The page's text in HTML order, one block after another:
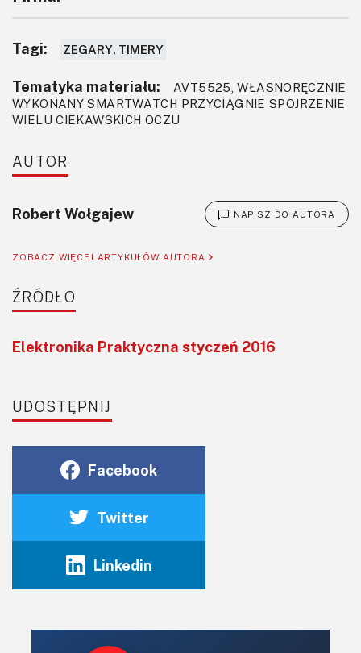
Tagi: ZEGARY, TIMERY
Tematyka materiału:
AVT5525, WŁASNORĘCZNIE
WYKONANY SMARTWATCH PRZYCIĄGNIE SPOJRZENIE
WIELU CIEKAWSKICH OCZU
AUTOR
Robert Wołgajew NAPISZ DO AUTORA
ZOBACZ WIĘCEJ ARTYKUŁÓW AUTORA
ŹRÓDŁO
Elektronika Praktyczna styczeń 2016
UDOSTĘPNIJ
Facebook
Twitter
Linkedin